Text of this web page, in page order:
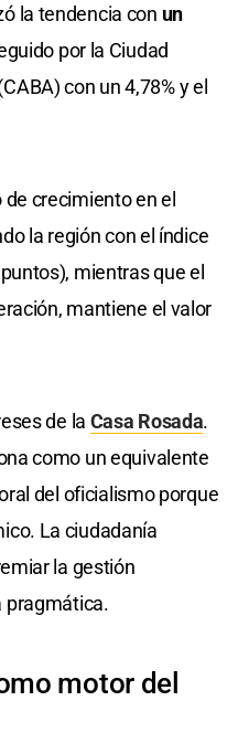
la tendencia con un
por la Ciudad
con un 4,78% y el
crecimiento en el
la región con el índice
mientras que el
mantiene el valor
de la Casa Rosada.
como un equivalente
del oficialismo porque
La ciudadanía
la gestión
pragmática.
motor del